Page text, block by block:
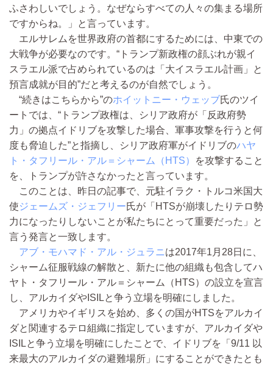
ふさわしいでしょう。なぜならすべての人々の集まる場所
ですからね。」と言っています。
エルサレムを世界政府の首都にするためには、中東での
大戦争が必要なのです。“トランプ新政権の顔ぶれが親イ
スラエル派で占められているのは「大イスラエル計画」と
預言成就が目的”だと考えるのが自然でしょう。
“続きはこちらから”のホイットニー・ウェッブ氏のツイ
ートでは、“トランプ政権は、シリア政府が「反政府勢
力」の拠点イドリブを攻撃した場合、軍事攻撃を行うと何
度も脅迫した”と指摘し、シリア政府軍がイドリブのハヤ
ト・タフリール・アル＝シャーム（HTS）
を攻撃すること
を、トランプが許さなかったと言っています。
このことは、昨日の記事で、元駐イラク・トルコ米国大
使ジェームズ・ジェフリー氏が「HTSが崩壊したりテロ勢
力になったりしないことが私たちにとって重要だった」と
言う発言と一致します。
アブ・モハマド・アル・ジュラニは2017年1月28日に、
シャーム征服戦線の解散と、新たに他の組織も包含してハ
ヤト・タフリール・アル＝シャーム（HTS）の設立を宣言
し、アルカイダやISILと争う立場を明確にしました。
アメリカやイギリスを始め、多くの国がHTSをアルカイ
ダと関連するテロ組織に指定していますが、アルカイダや
ISILと争う立場を明確にしたことで、イドリブを「9/11 以
来最大のアルカイダの避難場所」にすることができたとも